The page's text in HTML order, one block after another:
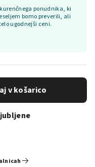
ponudnika, ki
bomo preverili, ali
ugodnejši ceni.
v košarico